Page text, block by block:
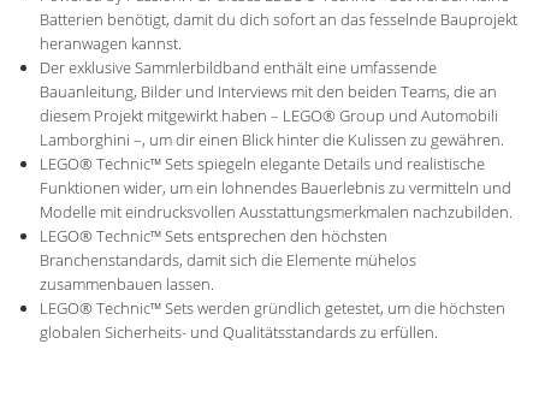
Batterien benötigt, damit du dich sofort an das fesselnde Bauprojekt
heranwagen kannst.
Der exklusive Sammlerbildband enthält eine umfassende
Bauanleitung, Bilder und Interviews mit den beiden Teams, die an
diesem Projekt mitgewirkt haben – LEGO® Group und Automobili
Lamborghini –, um dir einen Blick hinter die Kulissen zu gewähren.
LEGO® Technic™ Sets spiegeln elegante Details und realistische
Funktionen wider, um ein lohnendes Bauerlebnis zu vermitteln und
Modelle mit eindrucksvollen Ausstattungsmerkmalen nachzubilden.
LEGO® Technic™ Sets entsprechen den höchsten
Branchenstandards, damit sich die Elemente mühelos
zusammenbauen lassen.
LEGO® Technic™ Sets werden gründlich getestet, um die höchsten
globalen Sicherheits- und Qualitätsstandards zu erfüllen.